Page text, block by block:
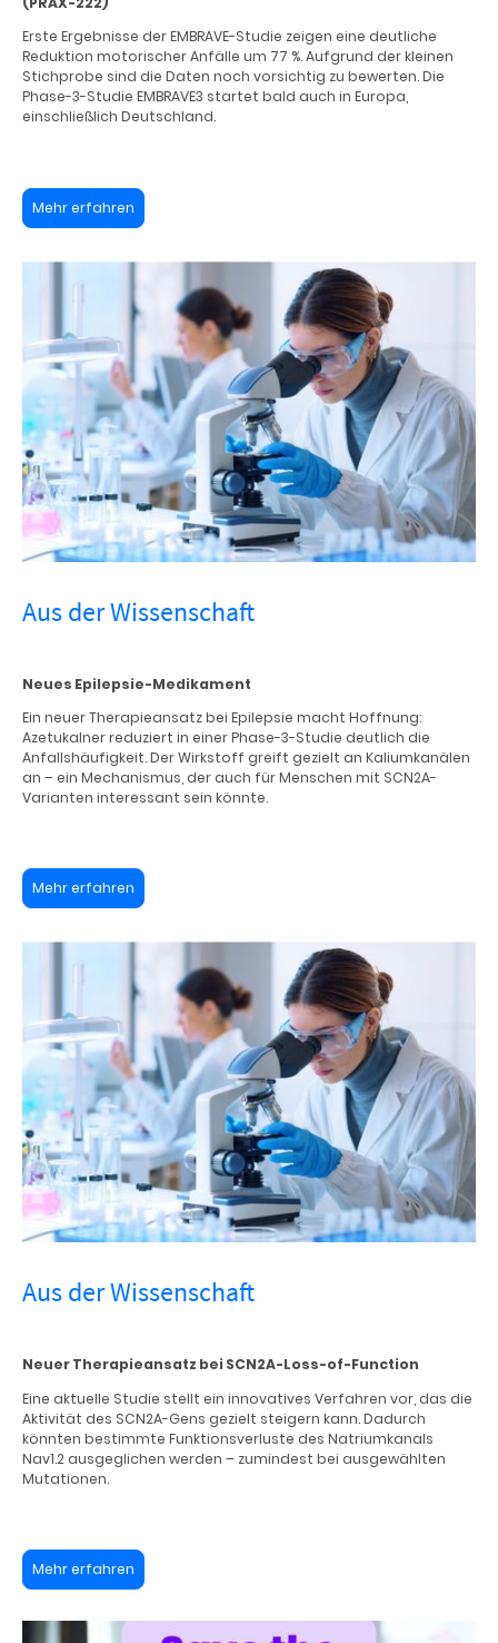
Erste Ergebnisse der EMBRAVE-Studie zeigen eine deutliche
Reduktion motorischer Anfälle um 77 %. Aufgrund der kleinen
Stichprobe sind die Daten noch vorsichtig zu bewerten. Die
Phase-3-Studie EMBRAVE3 startet bald auch in Europa,
einschließlich Deutschland.
Mehr erfahren
Aus der Wissenschaft
Neues Epilepsie-Medikament
Ein neuer Therapieansatz bei Epilepsie macht Hoffnung:
Azetukalner reduziert in einer Phase-3-Studie deutlich die
Anfallshäufigkeit. Der Wirkstoff greift gezielt an Kaliumkanälen
an – ein Mechanismus, der auch für Menschen mit SCN2A-
Varianten interessant sein könnte.
Mehr erfahren
Aus der Wissenschaft
Neuer Therapieansatz bei SCN2A-Loss-of-Function
Eine aktuelle Studie stellt ein innovatives Verfahren vor, das die
Aktivität des SCN2A-Gens gezielt steigern kann. Dadurch
könnten bestimmte Funktionsverluste des Natriumkanals
Nav1.2 ausgeglichen werden – zumindest bei ausgewählten
Mutationen.
Mehr erfahren